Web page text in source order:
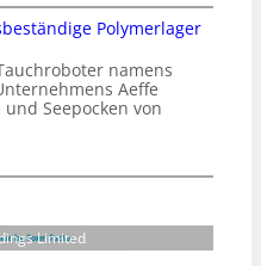
Polymerlager
namens
Aeffe
Seepocken von
Limited